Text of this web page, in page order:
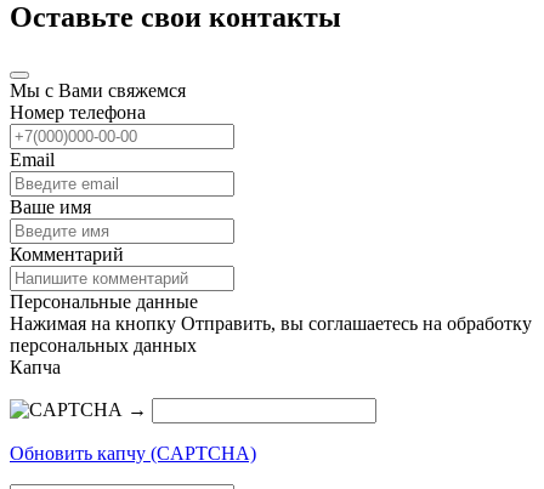
Оставьте свои контакты
Мы с Вами свяжемся
Номер телефона
Email
Ваше имя
Комментарий
Персональные данные
Нажимая на кнопку Отправить, вы соглашаетесь на обработку
персональных данных
Капча
→
Обновить капчу (CAPTCHA)